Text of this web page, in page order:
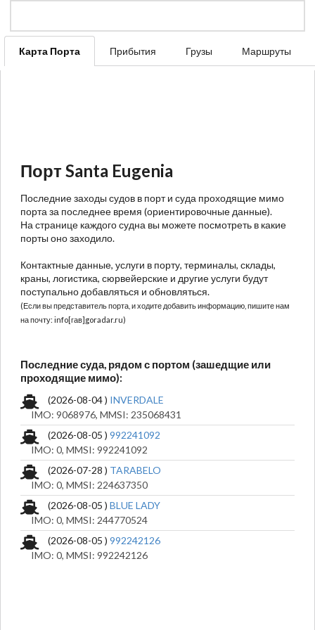
Карта Порта Прибытия Грузы Маршруты
Порт Santa Eugenia
Последние заходы судов в порт и суда проходящие мимо
порта за последнее время (ориентировочные данные).
На странице каждого судна вы можете посмотреть в какие
порты оно заходило.
Контактные данные, услуги в порту, терминалы, склады,
краны, логистика, сюрвейерские и другие услуги будут
поступально добавляться и обновляться.
(Если вы представитель порта, и ходите добавить информацию, пишите нам
на почту: info[гав]goradar.ru)
Последние суда, рядом с портом (зашедщие или
проходящие мимо):
(2026-08-04 ) INVERDALE
IMO: 9068976, MMSI: 235068431
(2026-08-05 ) 992241092
IMO: 0, MMSI: 992241092
(2026-07-28 ) TARABELO
IMO: 0, MMSI: 224637350
(2026-08-05 ) BLUE LADY
IMO: 0, MMSI: 244770524
(2026-08-05 ) 992242126
IMO: 0, MMSI: 992242126